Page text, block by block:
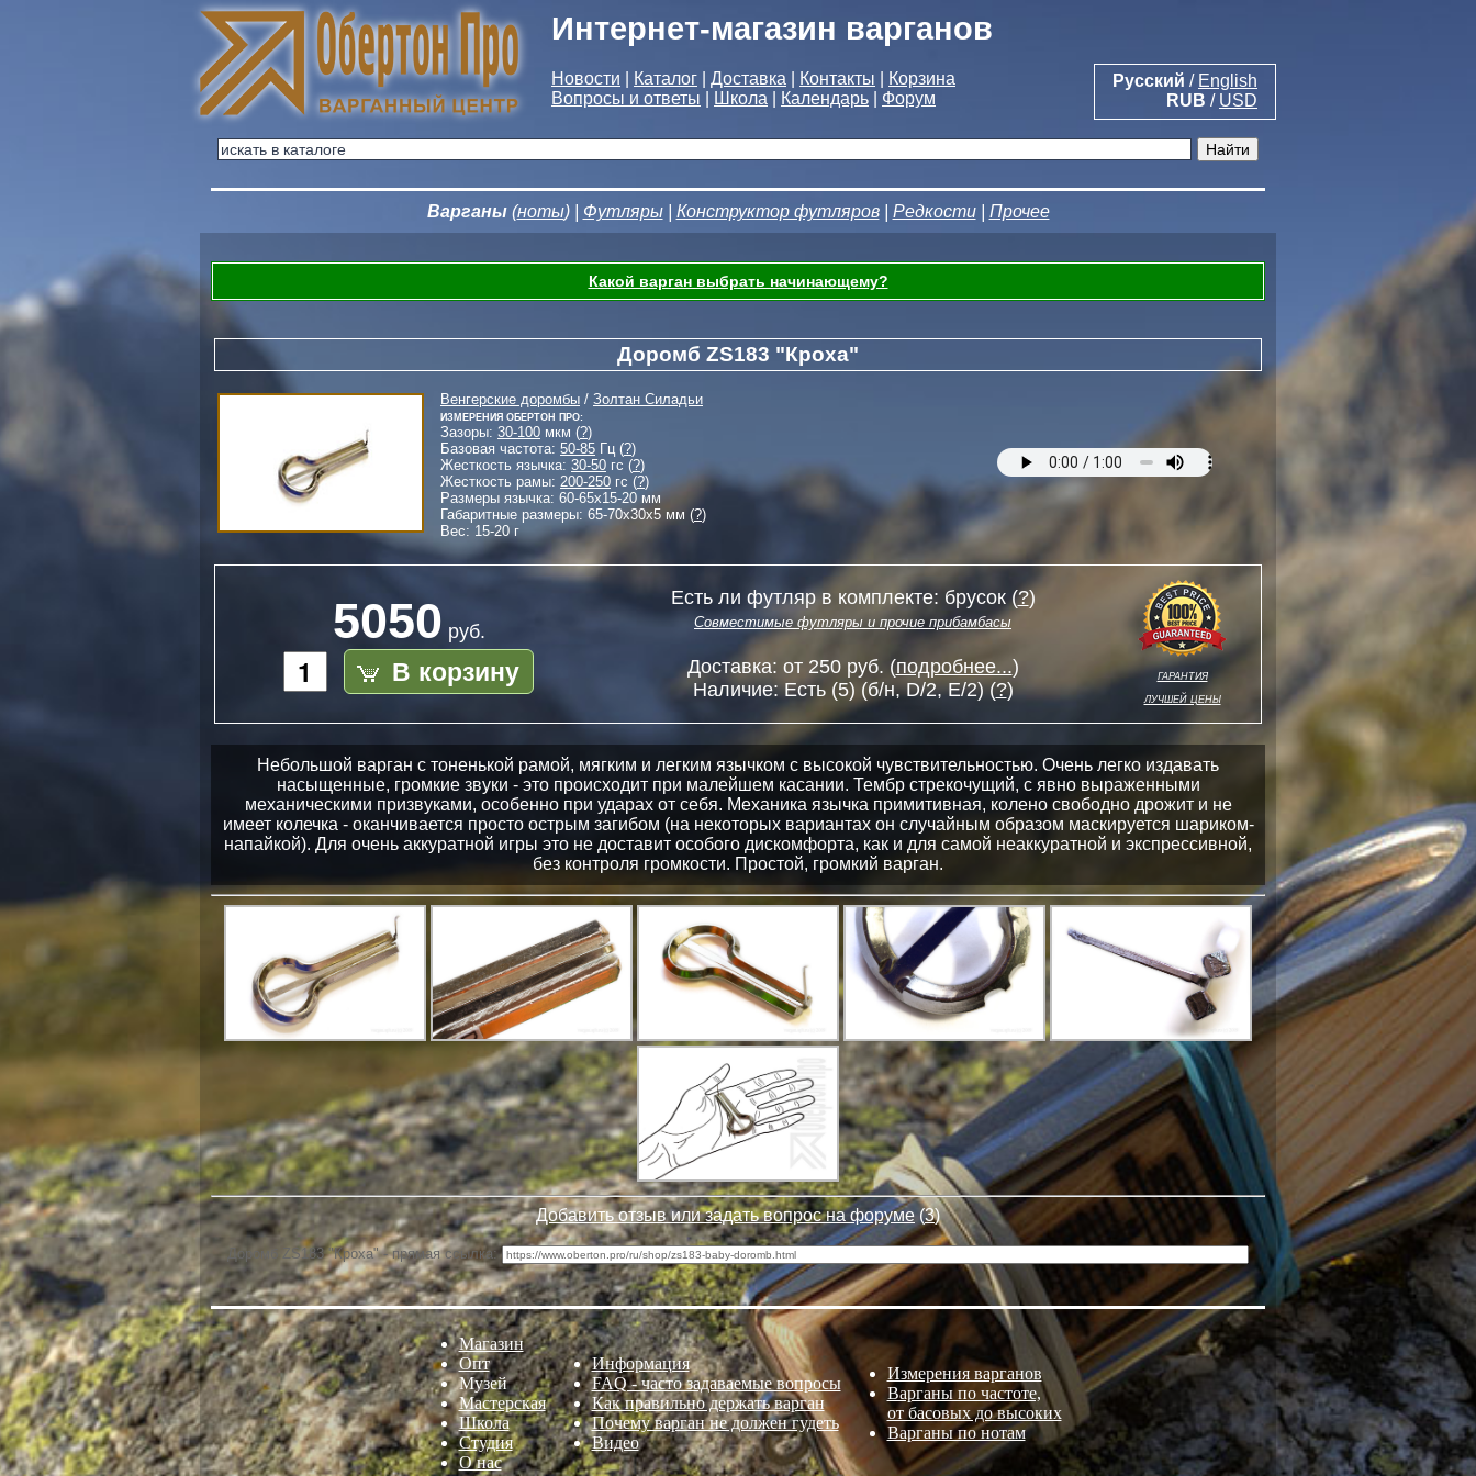
Интернет-магазин варганов
Русский / English
RUB / USD
Новости Каталог Доставка Контакты
Корзина
Вопросы и ответы
Школа Календарь Форум
Варганы(ноты) | Футляры| Конструктор футляров| Редкости| Прочее
Какой варган выбрать начинающему?
Доромб ZS183 "Кроха"
Венгерские доромбы / Золтан Силадьи
Измерения Обертон Про:
Зазоры: 30-100 мкм (?)
Базовая частота: 50-85 Гц (?)
Жесткость язычка: 30-50 гс (?)
Жесткость рамы: 200-250 гс (?)
Размеры язычка: 60-65x15-20 мм
Габаритные размеры: 65-70x30x5 мм (?)
Вес: 15-20 г
5050 руб.
В корзину
Есть ли футляр в комплекте: брусок (?)
Совместимые футляры и прочие прибамбасы
Доставка: от 250 руб. (подробнее...)
Наличие:Есть (5) (б/н, D/2, E/2) (?)
гарантия
лучшей цены
Небольшой варган с тоненькой рамой, мягким и легким язычком с высокой чувствительностью. Очень легко издавать
насыщенные, громкие звуки - это происходит при малейшем касании. Тембр стрекочущий, с явно выраженными
механическими призвуками, особенно при ударах от себя. Механика язычка примитивная, колено свободно дрожит и не
имеет колечка - оканчивается просто острым загибом (на некоторых вариантах он случайным образом маскируется шариком-
напайкой). Для очень аккуратной игры это не доставит особого дискомфорта, как и для самой неаккуратной и экспрессивной,
без контроля громкости. Простой, громкий варган.
Добавить отзыв или задать вопрос на форуме (3)
Доромб ZS183 "Кроха" - прямая ссылка:
Магазин
Опт
Музей
Мастерская
Школа
Студия
О нас
Информация
FAQ - часто задаваемые вопросы
Как правильно держать варган
Почему варган не должен гудеть
Видео
Измерения варганов
Варганы по частоте,
от басовых до высоких
Варганы по нотам